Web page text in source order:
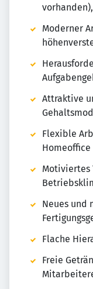
Moderner
Attraktive
Flexible
Homeoffice
Motiviertes
Neues und
Flache
Freie